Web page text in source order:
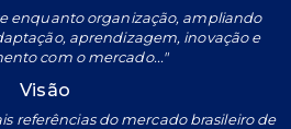
enquanto organização, ampliando
aprendizagem, inovação e
com o mercado..."
Visão
referências do mercado brasileiro de